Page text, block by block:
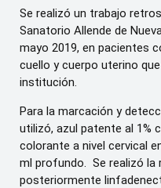
Se realizó un trabajo
Sanatorio Allende de
mayo 2019, en pacientes
cuello y cuerpo uterino
institución.
Para la marcación y
utilizó, azul patente al 1%
colorante a nivel cervical
ml profundo. Se realizó la
posteriormente